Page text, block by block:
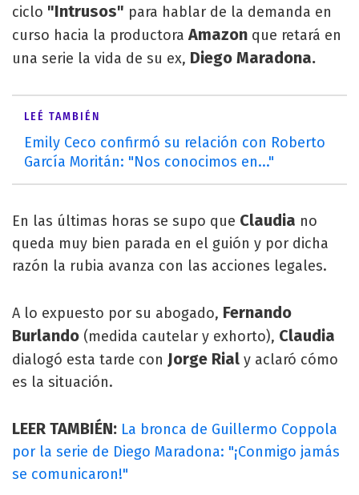
ciclo "Intrusos" para hablar de la demanda en
curso hacia la productoraAmazon que retará en
una serie la vida de su ex, Diego Maradona.
LEÉ TAMBIÉN
Emily Ceco confirmó su relación con Roberto
García Moritán: "Nos conocimos en..."
En las últimas horas se supo que Claudia no
queda muy bien parada en el guión y por dicha
razón la rubia avanza con las acciones legales.
A lo expuesto por su abogado, Fernando
Burlando (medida cautelar y exhorto), Claudia
dialogó esta tarde con Jorge Rial y aclaró cómo
es la situación.
LEER TAMBIÉN: La bronca de Guillermo Coppola
por la serie de Diego Maradona: "¡Conmigo jamás
se comunicaron!"